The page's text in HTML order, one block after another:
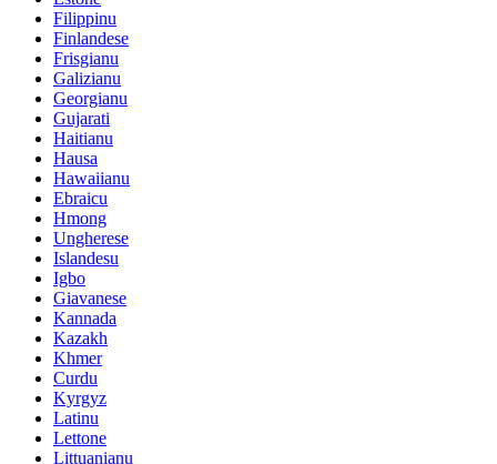
Filippinu
Finlandese
Frisgianu
Galizianu
Georgianu
Gujarati
Haitianu
Hausa
Hawaiianu
Ebraicu
Hmong
Ungherese
Islandesu
Igbo
Giavanese
Kannada
Kazakh
Khmer
Curdu
Kyrgyz
Latinu
Lettone
Littuanianu